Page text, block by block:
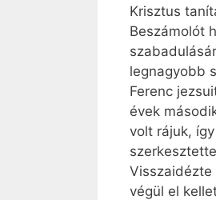
Krisztus
Beszámolót
legnagyobb
Ferenc
évek
volt rájuk,
Visszaidézte
végül el